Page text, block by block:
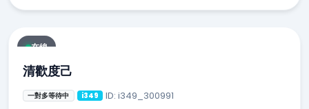
在線
清歡度己
一對多等待中 i349 ID: i349_300991